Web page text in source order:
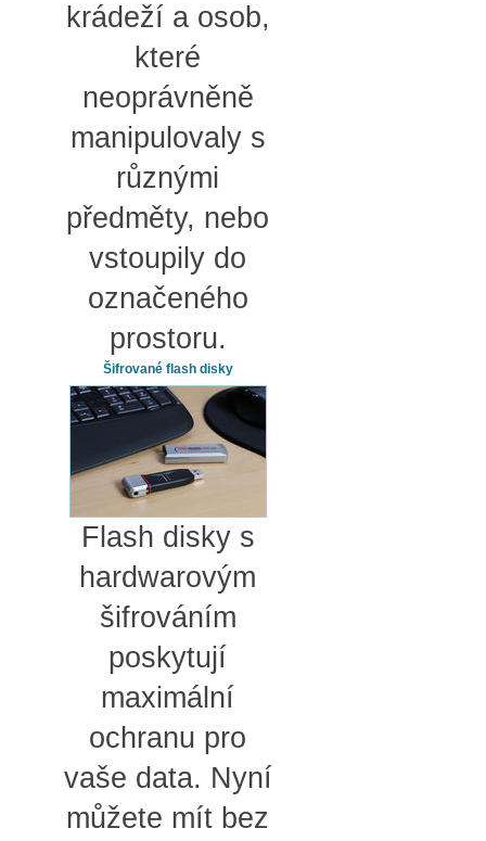
krádeží a osob,
které
neoprávněně
manipulovaly s
různými
předměty, nebo
vstoupily do
označeného
prostoru.
Šifrované flash disky
Flash disky s
hardwarovým
šifrováním
poskytují
maximální
ochranu pro
vaše data. Nyní
můžete mít bez